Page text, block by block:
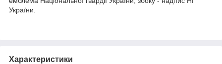
України.
Характеристики